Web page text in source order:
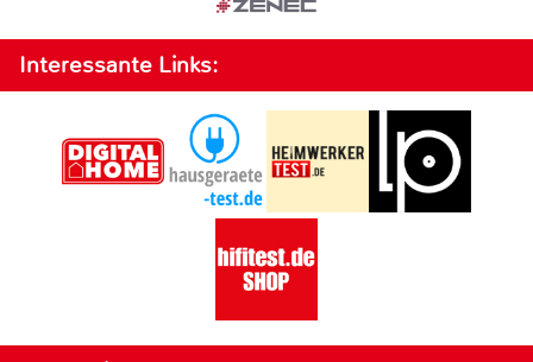
Interessante Links: